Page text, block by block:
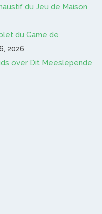
du Jeu de Maison
du Game de
2026
over Dit Meeslepende